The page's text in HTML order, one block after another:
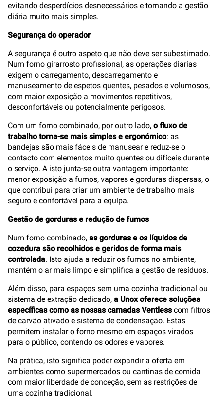
evitando desperdícios desnecessários e tornando a gestão
diária muito mais simples.
Segurança do operador
A segurança é outro aspeto que não deve ser subestimado.
Num forno girarrosto profissional, as operações diárias
exigem o carregamento, descarregamento e
manuseamento de espetos quentes, pesados e volumosos,
com maior exposição a movimentos repetitivos,
desconfortáveis ou potencialmente perigosos.
Com um forno combinado, por outro lado, o fluxo de
trabalho torna-se mais simples e ergonómico: as
bandejas são mais fáceis de manusear e reduz-se o
contacto com elementos muito quentes ou difíceis durante
o serviço. A isto junta-se outra vantagem importante:
menor exposição a fumos, vapores e gorduras dispersas, o
que contribui para criar um ambiente de trabalho mais
seguro e confortável para a equipa.
Gestão de gorduras e redução de fumos
Num forno combinado, as gorduras e os líquidos de
cozedura são recolhidos e geridos de forma mais
controlada. Isto ajuda a reduzir os fumos no ambiente,
mantém o ar mais limpo e simplifica a gestão de resíduos.
Além disso, para espaços sem uma cozinha tradicional ou
sistema de extração dedicado, a Unox oferece soluções
específicas como as nossas camadas Ventlesscom filtros
de carvão ativado e sistema de condensação. Estas
permitem instalar o forno mesmo em espaços virados
para o público, contendo os odores e vapores.
Na prática, isto significa poder expandir a oferta em
ambientes como supermercados ou cantinas de comida
com maior liberdade de conceção, sem as restrições de
uma cozinha tradicional.